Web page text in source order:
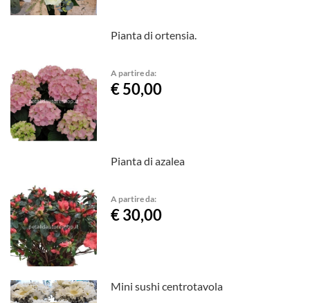
Pianta di ortensia.
A partire da:
€ 50,00
Pianta di azalea
A partire da:
€ 30,00
Mini sushi centrotavola